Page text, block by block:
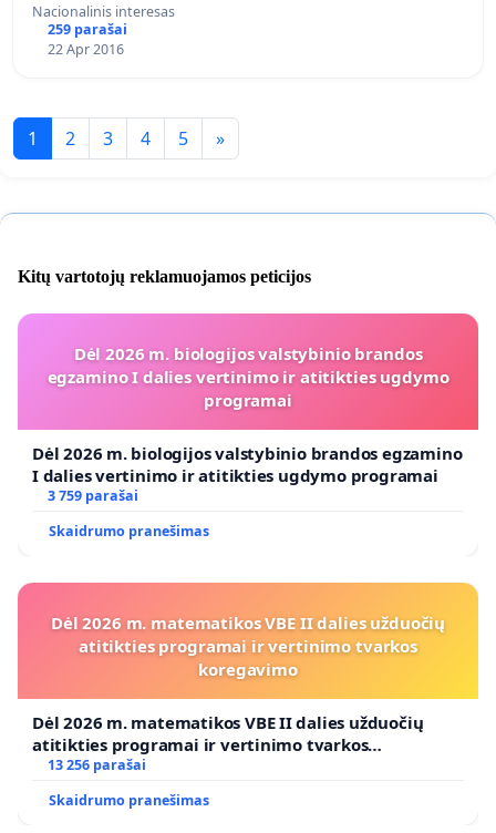
Nacionalinis interesas
259 parašai
22 Apr 2016
1 2 3 4 5 »
Kitų vartotojų reklamuojamos peticijos
Dėl 2026 m. biologijos valstybinio brandos
egzamino I dalies vertinimo ir atitikties ugdymo
programai
Dėl 2026 m. biologijos valstybinio brandos egzamino
I dalies vertinimo ir atitikties ugdymo programai
3 759 parašai
Skaidrumo pranešimas
Dėl 2026 m. matematikos VBE II dalies užduočių
atitikties programai ir vertinimo tvarkos
koregavimo
Dėl 2026 m. matematikos VBE II dalies užduočių
atitikties programai ir vertinimo tvarkos
koregavimo
13 256 parašai
Skaidrumo pranešimas